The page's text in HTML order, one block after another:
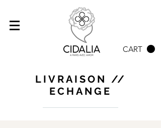
CART
LIVRAISON //
ECHANGE